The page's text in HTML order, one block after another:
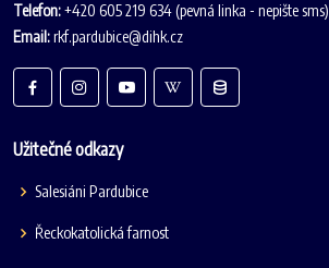
Telefon:+420 605 219 634 (pevná linka - nepište sms)
Email:rkf.pardubice@dihk.cz
Užitečné odkazy
Salesiáni Pardubice
Řeckokatolická farnost